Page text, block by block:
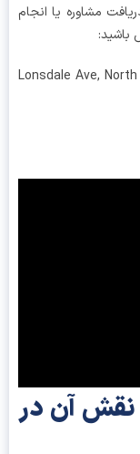
یا انجام
1446 Lonsdale
آن در